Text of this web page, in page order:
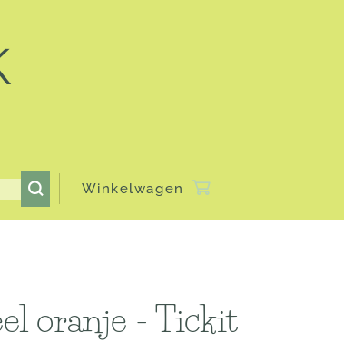
Winkelwagen
oranje - Tickit